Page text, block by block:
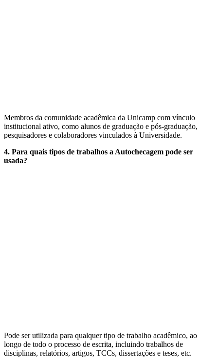
Membros da comunidade acadêmica da Unicamp com vínculo
institucional ativo, como alunos de graduação e pós-graduação,
pesquisadores e colaboradores vinculados à Universidade.
4. Para quais tipos de trabalhos a Autochecagem pode ser
usada?
Pode ser utilizada para qualquer tipo de trabalho acadêmico, ao
longo de todo o processo de escrita, incluindo trabalhos de
disciplinas, relatórios, artigos, TCCs, dissertações e teses, etc.